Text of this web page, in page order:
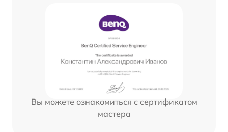
Вы можете ознакомиться с сертификатом
мастера